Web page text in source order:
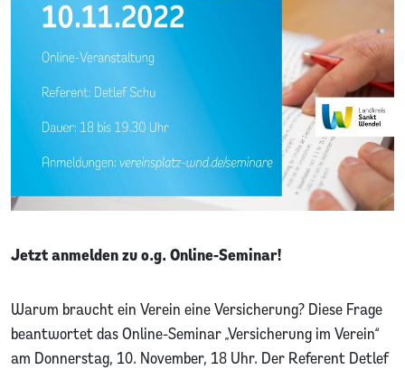
Jetzt anmelden zu o.g. Online-Seminar!
Warum braucht ein Verein eine Versicherung? Diese Frage
beantwortet das Online-Seminar „Versicherung im Verein“
am Donnerstag, 10. November, 18 Uhr. Der Referent Detlef